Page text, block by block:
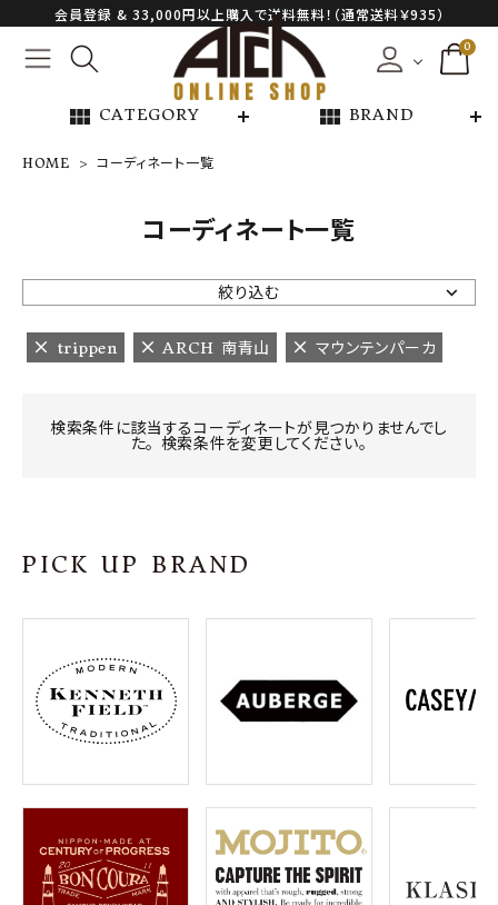
会員登録 & 33,000円以上購入で送料無料！（通常送料￥935）
0
view_module CATEGORY view_module BRAND
NEW ARRIVAL
ARCH EXCLUSIVE
BRAND
INFORMATION
ご利用ガイド
プライバシーポリシー
特定商取引法について
お問い合わせ
OFFICIAL WEB SITE
ACCOUNT MENU
ようこそ ゲスト 様
HOME コーディネート一覧
コーディネート一覧
絞り込む
trippen ARCH 南青山 マウンテンパーカ
検索条件に該当するコーディネートが見つかりませんでし
た。 検索条件を変更してください。
PICK UP BRAND